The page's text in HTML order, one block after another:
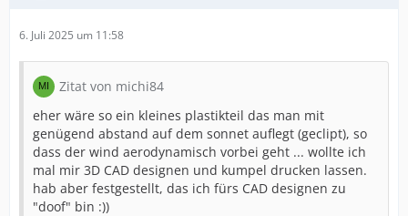
6. Juli 2025 um 11:58
Zitat von michi84
eher wäre so ein kleines plastikteil das man mit
genügend abstand auf dem sonnet auflegt (geclipt), so
dass der wind aerodynamisch vorbei geht ... wollte ich
mal mir 3D CAD designen und kumpel drucken lassen.
hab aber festgestellt, das ich fürs CAD designen zu
"doof" bin :))